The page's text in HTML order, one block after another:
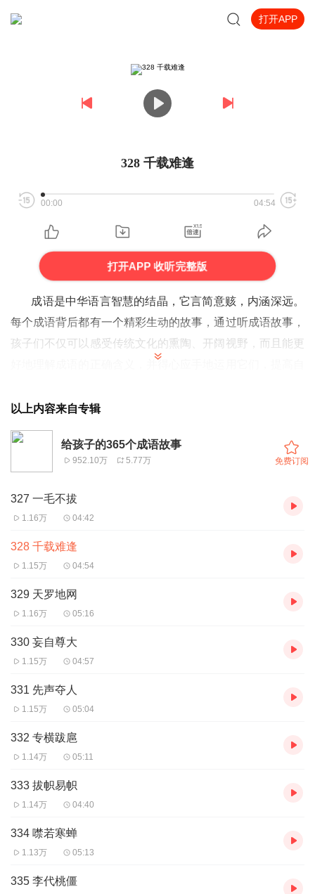
打开APP
328 千载难逢
00:00 04:54
打开APP 收听完整版
成语是中华语言智慧的结晶，它言简意赅，内涵深远。
每个成语背后都有一个精彩生动的故事，通过听成语故事，
孩子们不仅可以感受传统文化的熏陶、开阔视野，而且能更
语是从人们日常使用的大量成语中精选出来的，这些成语故
事的语言生动、通俗易懂，能够帮助孩子了解历史、学习知
识，感受到中华传统文化的独特魅力。
以上内容来自专辑
给孩子的365个成语故事
952.10万 5.77万 免费订阅
327 一毛不拔
1.16万 04:42
328 千载难逢
1.15万 04:54
329 天罗地网
1.16万 05:16
330 妄自尊大
1.15万 04:57
331 先声夺人
1.15万 05:04
332 专横跋扈
1.14万 05:11
333 拔帜易帜
1.14万 04:40
334 噤若寒蝉
1.13万 05:13
335 李代桃僵